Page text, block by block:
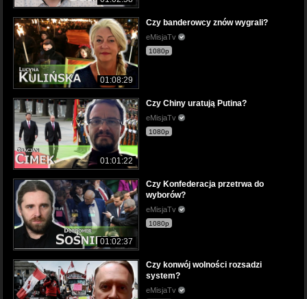
01:08:29
Czy banderowcy znów wygrali?
eMisjaTv
1080p
01:01:22
Czy Chiny uratują Putina?
eMisjaTv
1080p
01:02:37
Czy Konfederacja przetrwa do
wyborów?
eMisjaTv
1080p
Czy konwój wolności rozsadzi
system?
eMisjaTv